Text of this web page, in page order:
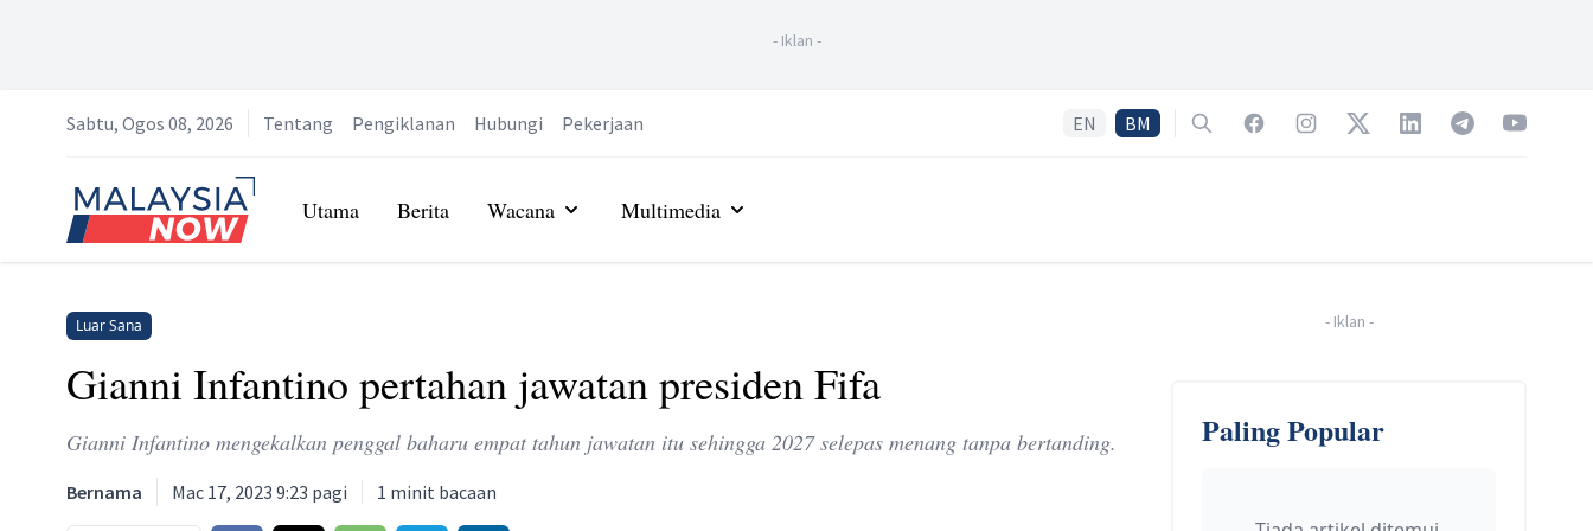
- Iklan -
Sabtu, Ogos 08, 2026 Tentang Pengiklanan Hubungi Pekerjaan EN BM SearchFacebookInstagramTwitterLinkedInTelegramYouTube
Home
Utama Berita Wacana Multimedia
Luar Sana
Gianni Infantino pertahan jawatan presiden Fifa
Gianni Infantino mengekalkan penggal baharu empat tahun jawatan itu sehingga 2027 selepas menang tanpa bertanding.
Bernama Mac 17, 2023 9:23 pagi 1 minit bacaan
- Iklan -
Paling Popular